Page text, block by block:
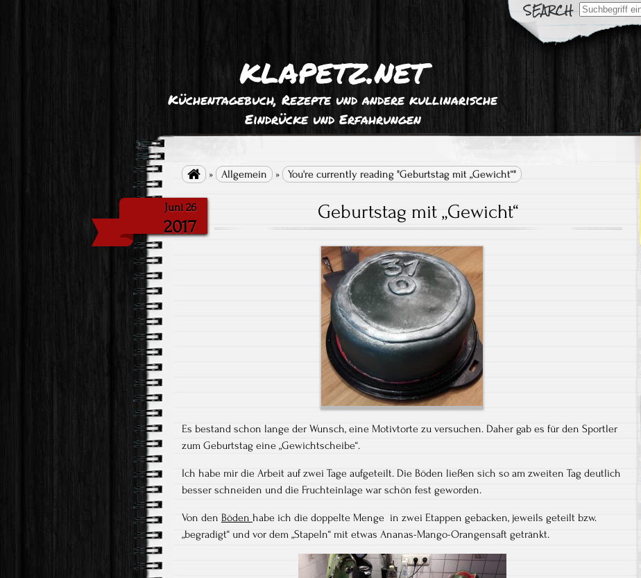
Search
for:
klapetz.net
Küchentagebuch, Rezepte und andere kullinarische
Eindrücke und Erfahrungen
 » Allgemein » You're currently reading "Geburtstag mit „Gewicht“"
Juni 26
2017
Geburtstag mit „Gewicht“
Es bestand schon lange der Wunsch, eine Motivtorte zu versuchen. Daher gab es für den Sportler
zum Geburtstag eine „Gewichtscheibe“.
Ich habe mir die Arbeit auf zwei Tage aufgeteilt. Die Böden ließen sich so am zweiten Tag deutlich
besser schneiden und die Fruchteinlage war schön fest geworden.
Von den Böden habe ich die doppelte Menge in zwei Etappen gebacken, jeweils geteilt bzw.
„begradigt“ und vor dem „Stapeln“ mit etwas Ananas-Mango-Orangensaft getränkt.